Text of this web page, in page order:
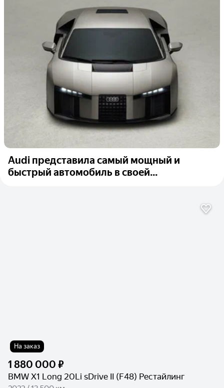
Audi представила самый мощный и
быстрый автомобиль в своей...
На заказ
1 880 000 ₽
BMW X1 Long 20Li sDrive II (F48) Рестайлинг